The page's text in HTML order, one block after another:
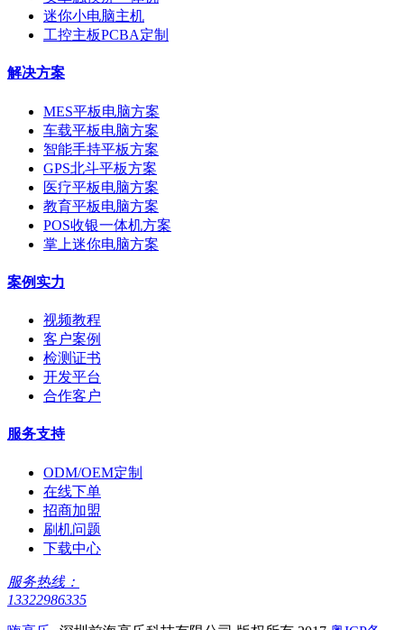
迷你小电脑主机
工控主板PCBA定制
解决方案
MES平板电脑方案
车载平板电脑方案
智能手持平板方案
GPS北斗平板方案
医疗平板电脑方案
教育平板电脑方案
POS收银一体机方案
掌上迷你电脑方案
案例实力
视频教程
客户案例
检测证书
开发平台
合作客户
服务支持
ODM/OEM定制
在线下单
招商加盟
刷机问题
下载中心
服务热线：
13322986335